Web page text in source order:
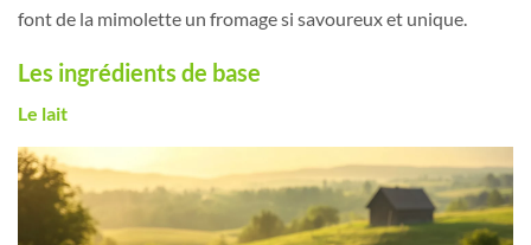
font de la mimolette un fromage si savoureux et unique.
Les ingrédients de base
Le lait